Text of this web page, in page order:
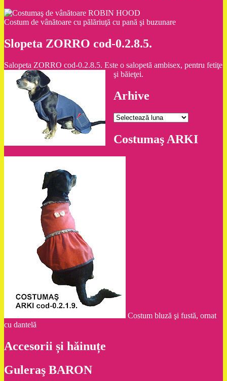
Costum de vânătoare cu pălăriuţă cu pană şi buzunare
Slopeta ZORRO cod-0.2.8.5.
Salopeta ZORRO cod-0.2.8.5. Este o salopetă ambisex, pentru fetiţe
şi băieţei.
Arhive
Arhive
Costumaş ARKI
Costum bluză şi fustă, ornat
cu dantelă
Accesorii și hăinuțe
Guleraş BARON